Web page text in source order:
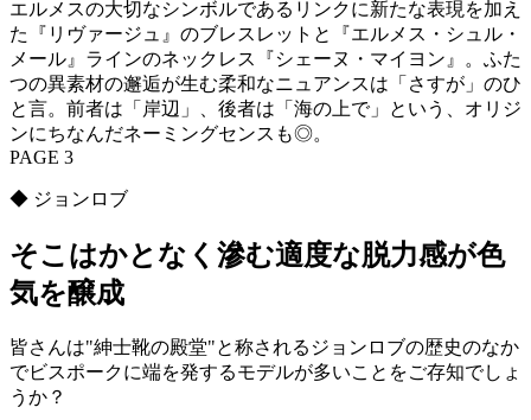
エルメスの大切なシンボルであるリンクに新たな表現を加え
た『リヴァージュ』のブレスレットと『エルメス・シュル・
メール』ラインのネックレス『シェーヌ・マイヨン』。ふた
つの異素材の邂逅が生む柔和なニュアンスは「さすが」のひ
と言。前者は「岸辺」、後者は「海の上で」という、オリジ
ンにちなんだネーミングセンスも◎。
PAGE 3
◆ ジョンロブ
そこはかとなく滲む適度な脱力感が色
気を醸成
皆さんは"紳士靴の殿堂"と称されるジョンロブの歴史のなか
でビスポークに端を発するモデルが多いことをご存知でしょ
うか？